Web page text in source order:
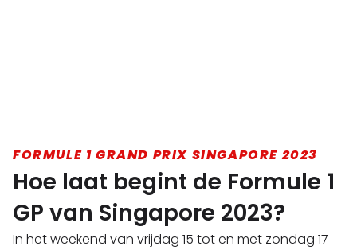
FORMULE 1 GRAND PRIX SINGAPORE 2023
Hoe laat begint de Formule 1
GP van Singapore 2023?
In het weekend van vrijdag 15 tot en met zondag 17